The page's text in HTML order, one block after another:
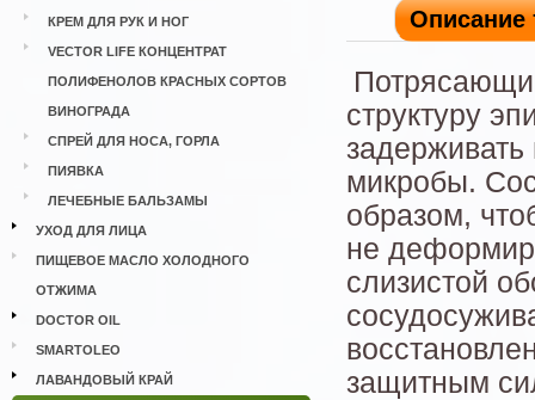
КРЕМ ДЛЯ РУК И НОГ
VECTOR LIFE КОНЦЕНТРАТ
ПОЛИФЕНОЛОВ КРАСНЫХ СОРТОВ
ВИНОГРАДА
СПРЕЙ ДЛЯ НОСА, ГОРЛА
ПИЯВКА
ЛЕЧЕБНЫЕ БАЛЬЗАМЫ
УХОД ДЛЯ ЛИЦА
ПИЩЕВОЕ МАСЛО ХОЛОДНОГО
ОТЖИМА
DOCTOR OIL
SMARTOLEO
ЛАВАНДОВЫЙ КРАЙ
Описание
структуру
микробы.
образом,
не
слизистой
защитным